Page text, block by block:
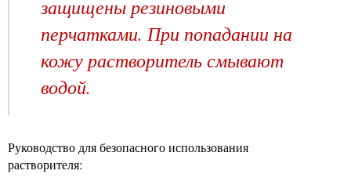
защищены резиновыми
перчатками. При попадании на
кожу растворитель смывают
водой.
Руководство для безопасного использования
растворителя: